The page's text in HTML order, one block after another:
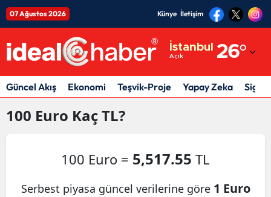
07 Ağustos 2026 Künye İletişim
İstanbul
Açık 26°
Adıyaman
Afyonkarahisar
Ankara
Antalya
Güncel Akış Ekonomi Teşvik-Proje Yapay Zeka
100 Euro Kaç TL?
100 Euro = 5,517.55 TL
Serbest piyasa güncel verilerine göre 1 Euro